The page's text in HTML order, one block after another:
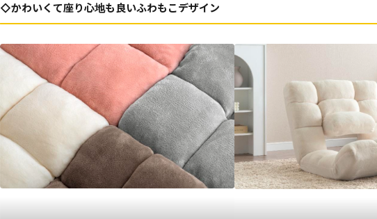
◇かわいくて座り心地も良いふわもこデザイン